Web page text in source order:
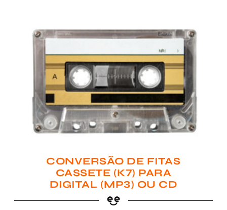
CONVERSÃO DE FITAS
CASSETE (K7) PARA
DIGITAL (MP3) OU CD